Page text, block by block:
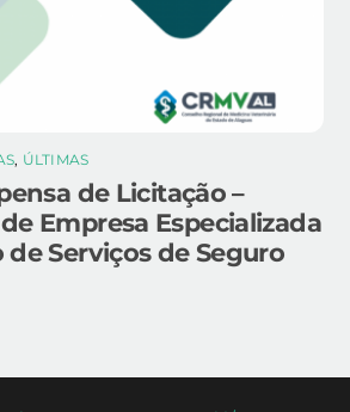
, ÚLTIMAS
de Licitação –
Empresa Especializada
de Serviços de Seguro